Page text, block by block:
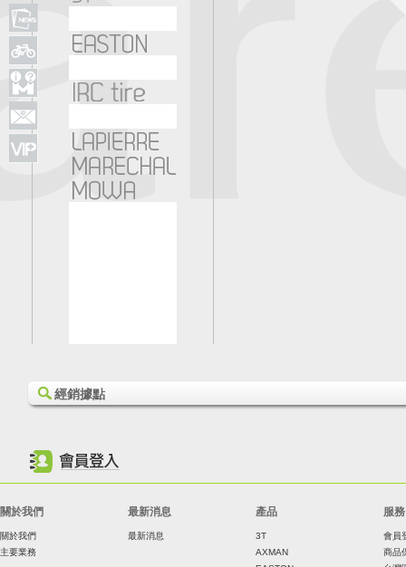
經銷據點
關於我們
關於我們
主要業務
最新消息
最新消息
產品
3T
AXMAN
服務
會員
商品